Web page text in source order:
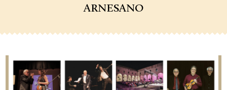
ARNESANO